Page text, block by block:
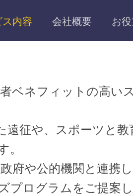
内容 会社概要 お
ベネフィットの高い
遠征や、スポーツと
。
府や公的機関と連携
プログラムをご提案し